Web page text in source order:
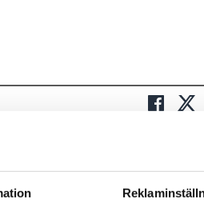
tips och bevakningar rakt ner i